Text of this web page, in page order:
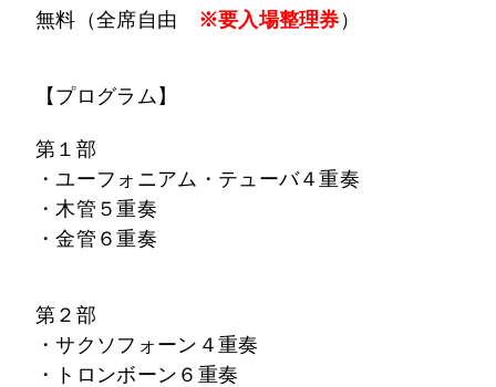
無料（全席自由
※要入場整理券）
【プログラム】
第１部
・ユーフォニアム・テューバ４重奏
・木管５重奏
・金管６重奏
第２部
・サクソフォーン４重奏
・トロンボーン６重奏